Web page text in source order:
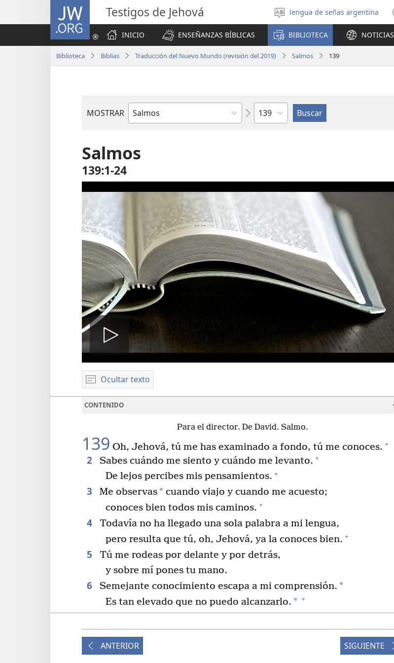
JW.ORG Testigos de Jehová
Seleccionar
idioma
lengua de señas argentina
INICIO
ENSEÑANZAS BÍBLICAS BIBLIOTECA NOTICIAS
Biblioteca Biblias Traducción del Nuevo Mundo (revisión del 2019) Salmos 139
MOSTRAR
Libro
Biblia
Capítulo
Salmos
139:1-24
Reproducir
video
Ocultar texto
CONTENIDO
Para el director. De David. Salmo.
139 Oh, Jehová, tú me has examinado a fondo, tú me conoces. +
2 Sabes cuándo me siento y cuándo me levanto. +
De lejos percibes mis pensamientos. +
3 Me observas*cuando viajo y cuando me acuesto;
conoces bien todos mis caminos. +
4
Todavía no ha llegado una sola palabra a mi lengua,
pero resulta que tú, oh, Jehová, ya la conoces bien. +
5
Tú me rodeas por delante y por detrás,
y sobre mí pones tu mano.
6 Semejante conocimiento escapa a mi comprensión. *
Es tan elevado que no puedo alcanzarlo. * +
7
+
8
Si subiera al cielo, allí estarías,
ANTERIOR SIGUIENTE